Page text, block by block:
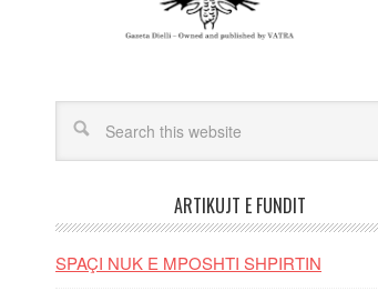
ARTIKUJT E FUNDIT
SPAÇI NUK E MPOSHTI SHPIRTIN